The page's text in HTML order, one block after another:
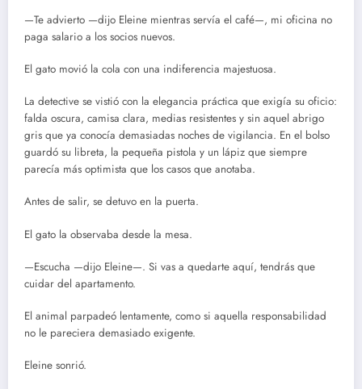
—Te advierto —dijo Eleine mientras servía el café—, mi oficina no
paga salario a los socios nuevos.
El gato movió la cola con una indiferencia majestuosa.
La detective se vistió con la elegancia práctica que exigía su oficio:
falda oscura, camisa clara, medias resistentes y sin aquel abrigo
gris que ya conocía demasiadas noches de vigilancia. En el bolso
guardó su libreta, la pequeña pistola y un lápiz que siempre
parecía más optimista que los casos que anotaba.
Antes de salir, se detuvo en la puerta.
El gato la observaba desde la mesa.
—Escucha —dijo Eleine—. Si vas a quedarte aquí, tendrás que
cuidar del apartamento.
El animal parpadeó lentamente, como si aquella responsabilidad
no le pareciera demasiado exigente.
Eleine sonrió.